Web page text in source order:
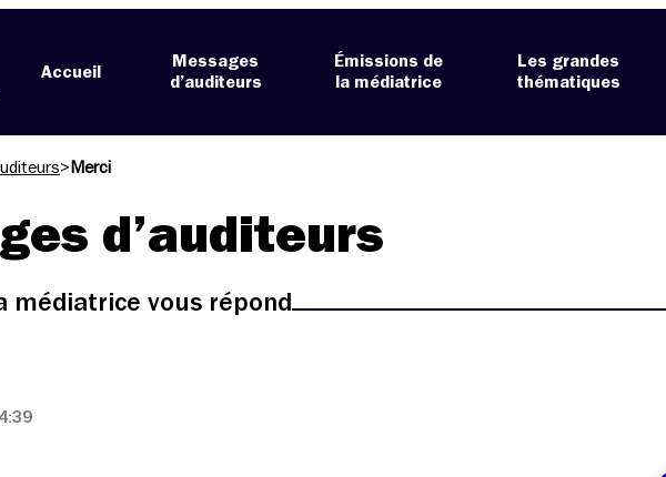
Accueil
Messages
d’auditeurs
Émissions de
la médiatrice
Les grandes
thématiques
> Merci
d’auditeurs
médiatrice vous répond